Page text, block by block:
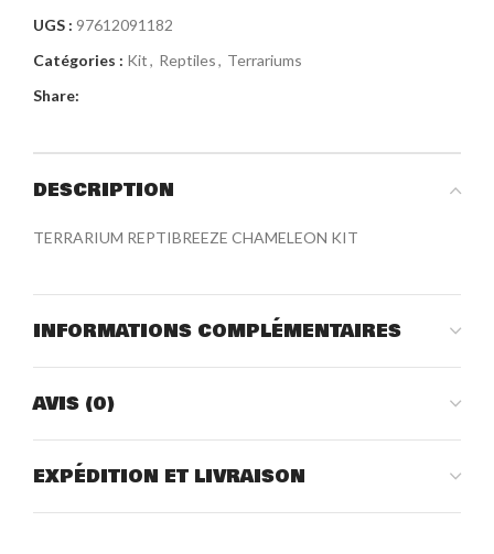
UGS : 97612091182
Catégories : Kit, Reptiles, Terrariums
Share:
DESCRIPTION
TERRARIUM REPTIBREEZE CHAMELEON KIT
INFORMATIONS COMPLÉMENTAIRES
AVIS (0)
EXPÉDITION ET LIVRAISON